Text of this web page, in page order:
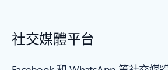
社交媒體平台